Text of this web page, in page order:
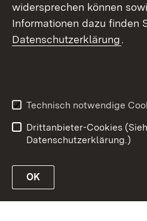
widersprechen können
Informationen dazu finden
Datenschutzerklärung.
Technisch notwendige
Drittanbieter-Cookies
Datenschutzerklärung.)
OK